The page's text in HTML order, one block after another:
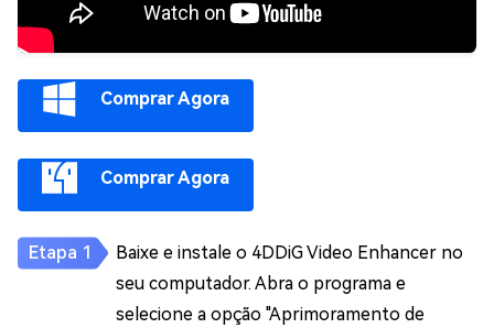
Comprar Agora
Comprar Agora
Baixe e instale o 4DDiG Video Enhancer no
seu computador. Abra o programa e
selecione a opção "Aprimoramento de